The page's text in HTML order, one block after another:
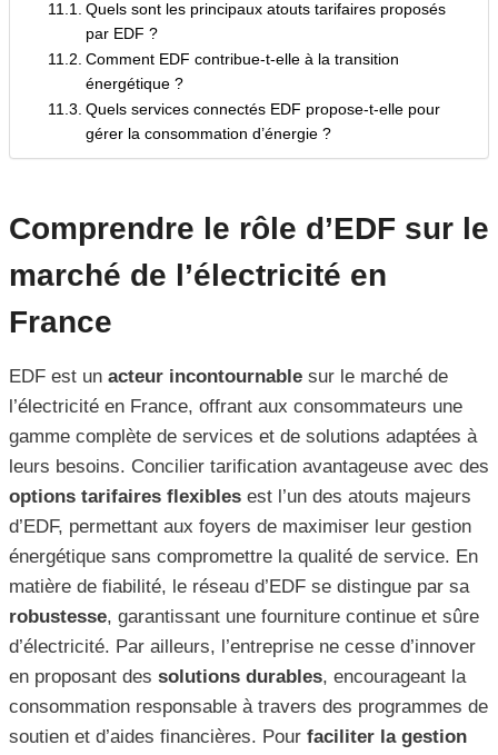
Quels sont les principaux atouts tarifaires proposés
par EDF ?
Comment EDF contribue-t-elle à la transition
énergétique ?
Quels services connectés EDF propose-t-elle pour
gérer la consommation d’énergie ?
Comprendre le rôle d’EDF sur le
marché de l’électricité en
France
EDF est un acteur incontournable sur le marché de
l’électricité en France, offrant aux consommateurs une
gamme complète de services et de solutions adaptées à
leurs besoins. Concilier tarification avantageuse avec des
options tarifaires flexibles est l’un des atouts majeurs
d’EDF, permettant aux foyers de maximiser leur gestion
énergétique sans compromettre la qualité de service. En
matière de fiabilité, le réseau d’EDF se distingue par sa
robustesse, garantissant une fourniture continue et sûre
d’électricité. Par ailleurs, l’entreprise ne cesse d’innover
en proposant des solutions durables, encourageant la
consommation responsable à travers des programmes de
soutien et d’aides financières. Pour faciliter la gestion